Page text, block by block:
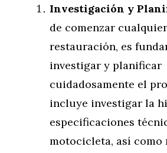
Investigación y
de comenzar
restauración, es
investigar y planificar
cuidadosamente el
incluye investigar la
especificaciones
motocicleta, así como